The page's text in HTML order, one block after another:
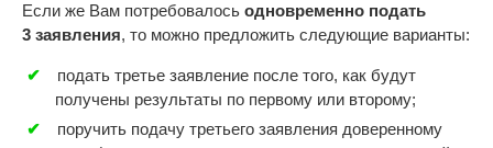
Если же Вам потребовалось одновременно подать
3 заявления, то можно предложить следующие варианты:
подать третье заявление после того, как будут
получены результаты по первому или второму;
поручить подачу третьего заявления доверенному